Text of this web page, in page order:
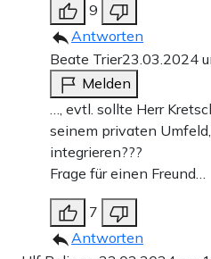
9
Antworten
Beate Trier23.03.2024
Melden
…, evtl. sollte Herr
seinem privaten Umfeld,
integrieren???
Frage für einen Freund…
7
Antworten